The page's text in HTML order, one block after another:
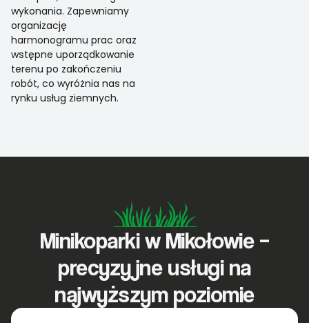
wykonania. Zapewniamy
organizację
harmonogramu prac oraz
wstępne uporządkowanie
terenu po zakończeniu
robót, co wyróżnia nas na
rynku usług ziemnych.
Minikoparki w Mikołowie –
precyzyjne usługi na
najwyższym poziomie